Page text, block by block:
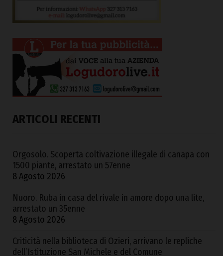
ARTICOLI RECENTI
Orgosolo. Scoperta coltivazione illegale di canapa con
1500 piante, arrestato un 57enne
8 Agosto 2026
Nuoro. Ruba in casa del rivale in amore dopo una lite,
arrestato un 35enne
8 Agosto 2026
Criticità nella biblioteca di Ozieri, arrivano le repliche
dell’Istituzione San Michele e del Comune